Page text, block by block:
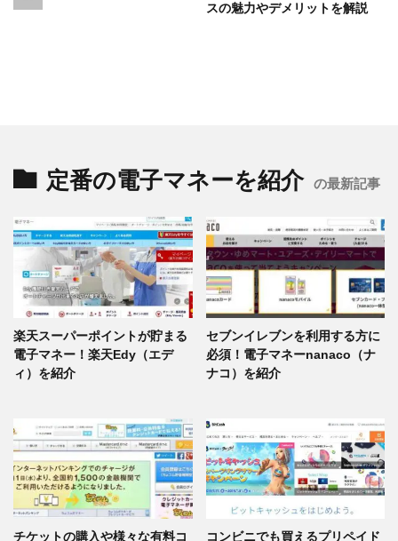
スの魅力やデメリットを解説
定番の電子マネーを紹介 の最新記事
楽天スーパーポイントが貯まる
電子マネー！楽天Edy（エデ
ィ）を紹介
セブンイレブンを利用する方に
必須！電子マネーnanaco（ナ
ナコ）を紹介
チケットの購入や様々な有料コ コンビニでも買えるプリペイド